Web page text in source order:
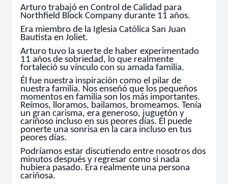
Arturo trabajó en Control de Calidad para
Northfield Block Company durante 11 años.
Era miembro de la Iglesia Católica San Juan
Bautista en Joliet.
Arturo tuvo la suerte de haber experimentado
11 años de sobriedad, lo que realmente
fortaleció su vínculo con su amada familia.
Él fue nuestra inspiración como el pilar de
nuestra familia. Nos enseñó que los pequeños
momentos en familia son los más importantes.
Reímos, lloramos, bailamos, bromeamos. Tenía
un gran carisma, era generoso, juguetón y
cariñoso incluso en sus peores días. Él puede
ponerte una sonrisa en la cara incluso en tus
peores días.
Podríamos estar discutiendo entre nosotros dos
minutos después y regresar como si nada
hubiera pasado. Era realmente una persona
cariñosa.